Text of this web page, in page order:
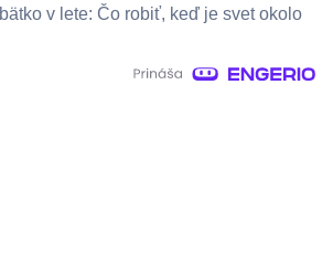
v lete: Čo robiť, keď je svet okolo